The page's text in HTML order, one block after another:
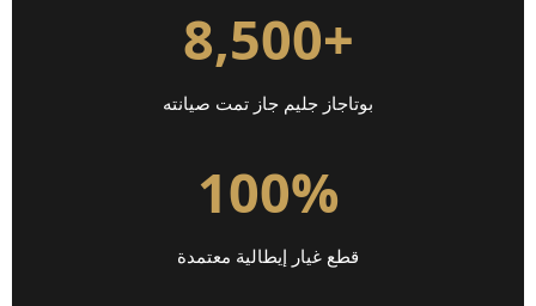
+8,500
بوتاجاز جليم جاز تمت صيانته
100%
قطع غيار إيطالية معتمدة